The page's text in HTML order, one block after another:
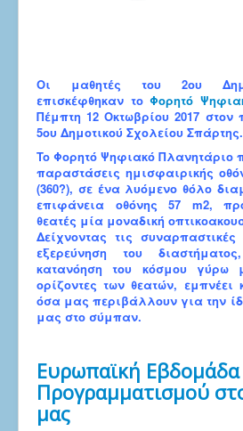
Οι μαθητές του 2ου
επισκέφθηκαν τοΦορητό
Πέμπτη 12 Οκτωβρίου 2017
5ου Δημοτικού Σχολείου Σπάρτης.
To Φορητό Ψηφιακό Πλανητάριο
παραστάσεις ημισφαιρικής
(360?), σε ένα λυόμενο θόλο
επιφάνεια οθόνης 57 m2,
θεατές μία μοναδική
Δείχνοντας τις
εξερεύνηση του
κατανόηση του κόσμου γύρω
ορίζοντες των θεατών, εμπνέει
όσα μας περιβάλλουν για την
μας στο σύμπαν.
Ευρωπαϊκή Εβδομάδα
Προγραμματισμού
μας